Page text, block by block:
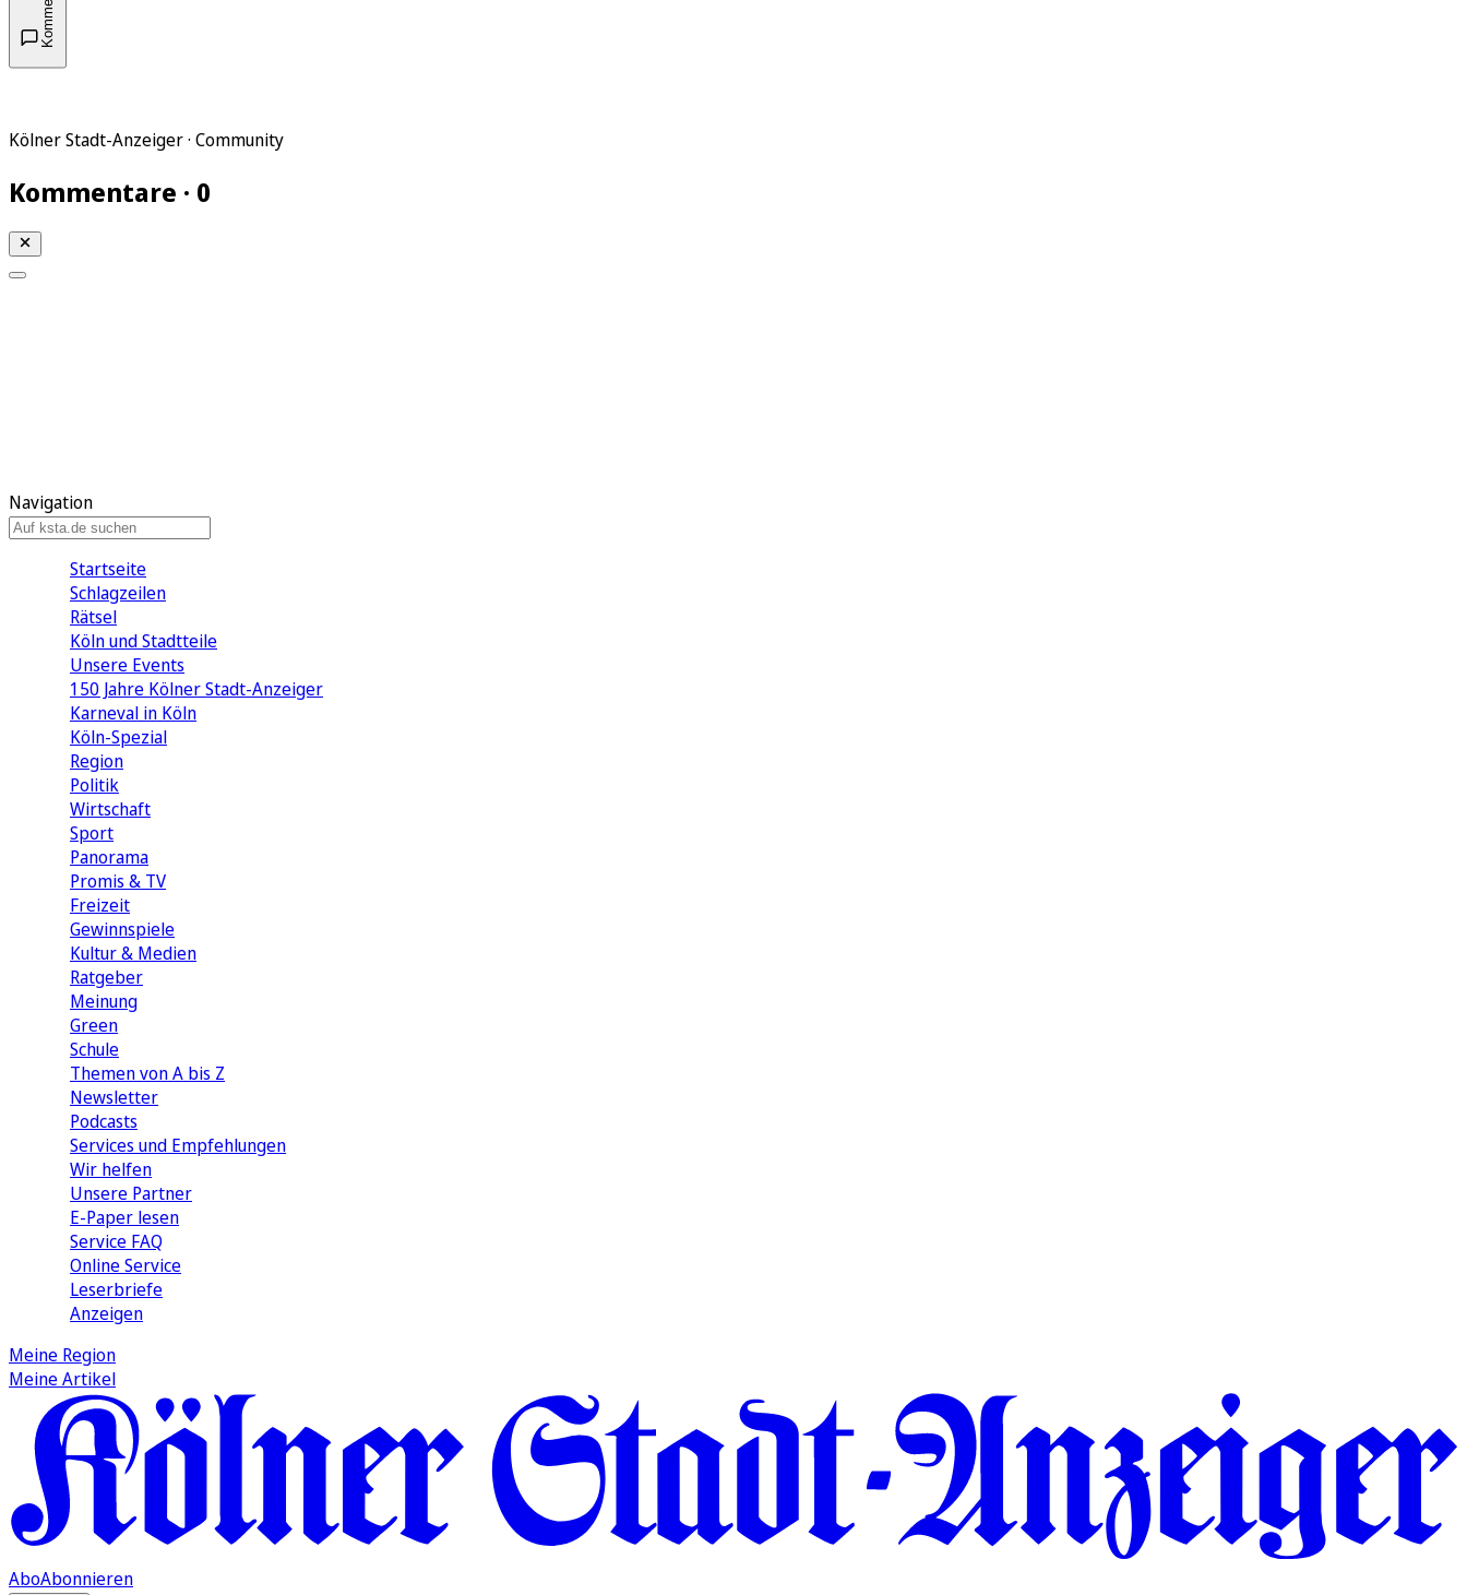
Kölner Stadt-Anzeiger · Community
Kommentare · 0
Navigation
Startseite
Schlagzeilen
Rätsel
Köln und Stadtteile
Unsere Events
150 Jahre Kölner Stadt-Anzeiger
Karneval in Köln
Köln-Spezial
Region
Politik
Wirtschaft
Sport
Panorama
Promis & TV
Freizeit
Gewinnspiele
Kultur & Medien
Ratgeber
Meinung
Green
Schule
Themen von A bis Z
Newsletter
Podcasts
Services und Empfehlungen
Wir helfen
Unsere Partner
E-Paper lesen
Service FAQ
Online Service
Leserbriefe
Anzeigen
Meine Region
Meine Artikel
AboAbonnieren